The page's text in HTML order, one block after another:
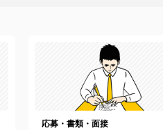
応募・書類・面接